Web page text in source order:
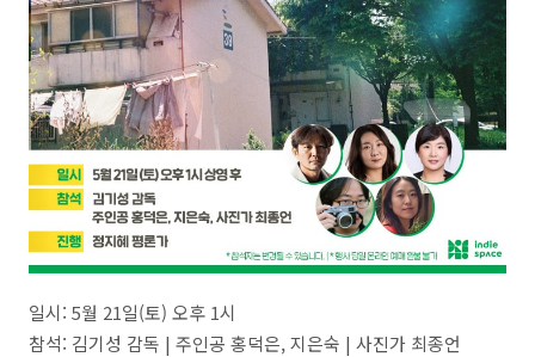
일시: 5월 21일(토) 오후 1시
참석: 김기성 감독 | 주인공 홍덕은, 지은숙 | 사진가 최종언